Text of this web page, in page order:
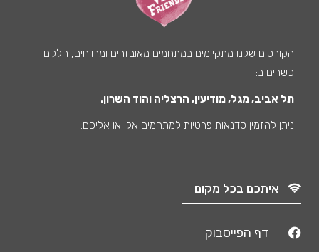
הקורסים שלנו מתקיימים במתחמים מאובזרים ומרווחים, חלקם
כשרים ב:
תל אביב, מגל, מודיעין, הרצליה והוד השרון.
ניתן להזמין סדנאות פרטיות למתחמים אלו או אליכם.
איתכם בכל מקום
דף הפייסבוק